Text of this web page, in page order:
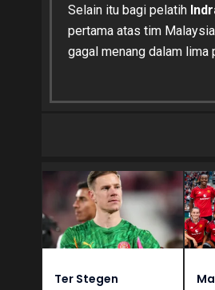
Selain itu bagi pelatih
pertama atas tim
gagal menang dalam lima
Ter Stegen